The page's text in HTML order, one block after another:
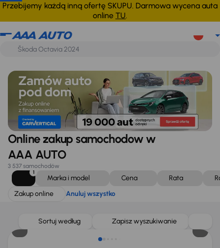
Przebijemy każdą inną ofertę SKUPU. Darmowa wycena auta
online TU.
Zakup online Anuluj wszystko
Online zakup samochodow w
AAA AUTO
3 537 samochodów
1
Marka i model Cena Rata
Zakup online
Anuluj wszystko
Sortuj według Zapisz wyszukiwanie
Taniej o 1 000 zł